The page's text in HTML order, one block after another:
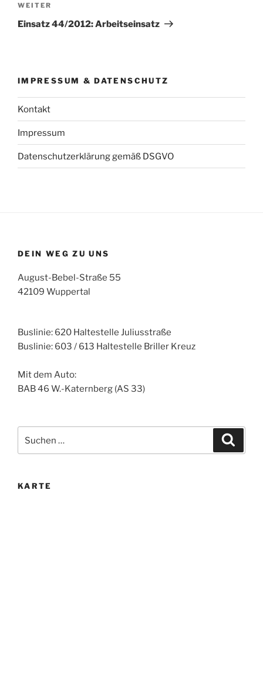
Nächster
Beitrag
WEITER
Einsatz 44/2012: Arbeitseinsatz
IMPRESSUM & DATENSCHUTZ
Kontakt
Impressum
Datenschutzerklärung gemäß DSGVO
DEIN WEG ZU UNS
August-Bebel-Straße 55
42109 Wuppertal
Buslinie: 620 Haltestelle Juliusstraße
Buslinie: 603 / 613 Haltestelle Briller Kreuz
Mit dem Auto:
BAB 46 W.-Katernberg (AS 33)
nach:
KARTE